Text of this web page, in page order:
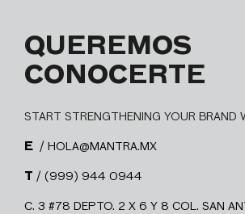
QUEREMOS
CONOCERTE
START STRENGTHENING YOUR BRAND
E / HOLA@MANTRA.MX
T / (999) 944 0944
C. 3 #78 DEPTO. 2 X 6 Y 8 COL. SAN